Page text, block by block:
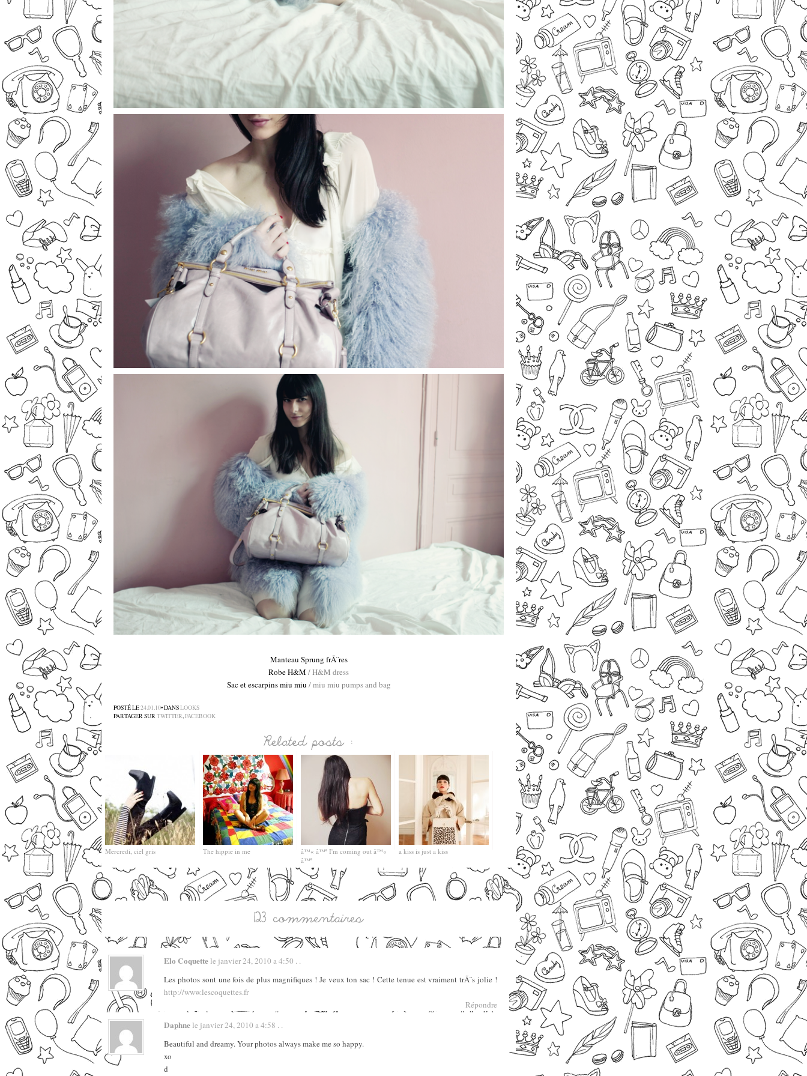
Manteau Sprung frÃ¨res
Robe H&M / H&M dress
Sac et escarpins miu miu / miu miu pumps and bag
POSTÉ LE24.01.10• DANSLOOKS
PARTAGER SUR TWITTER FACEBOOK
Mercredi, ciel gris The hippie in me
â™« â™ª I'm coming out â™«
â™ª
a kiss is just a kiss
Elo Coquette le janvier 24, 2010 a 4:50 . .
Les photos sont une fois de plus magnifiques ! Je veux ton sac ! Cette tenue est vraiment trÃ¨s jolie !
http://www.lescoquettes.fr
Répondre
Daphne le janvier 24, 2010 a 4:58 . .
Beautiful and dreamy. Your photos always make me so happy.
xo
d